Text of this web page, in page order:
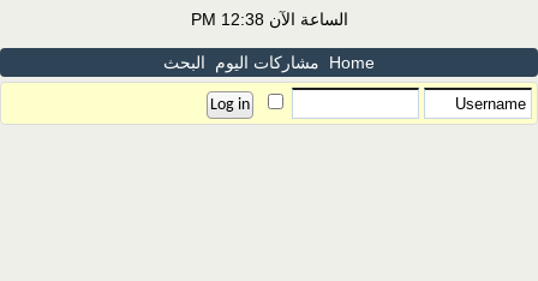
الساعة الآن12:38 PM
Home مشاركات اليوم البحث